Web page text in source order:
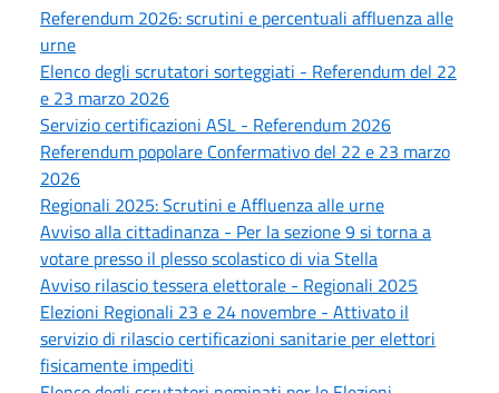
Referendum 2026: scrutini e percentuali affluenza alle
urne
Elenco degli scrutatori sorteggiati - Referendum del 22
e 23 marzo 2026
Servizio certificazioni ASL - Referendum 2026
Referendum popolare Confermativo del 22 e 23 marzo
2026
Regionali 2025: Scrutini e Affluenza alle urne
Avviso alla cittadinanza - Per la sezione 9 si torna a
votare presso il plesso scolastico di via Stella
Avviso rilascio tessera elettorale - Regionali 2025
Elezioni Regionali 23 e 24 novembre - Attivato il
servizio di rilascio certificazioni sanitarie per elettori
fisicamente impediti